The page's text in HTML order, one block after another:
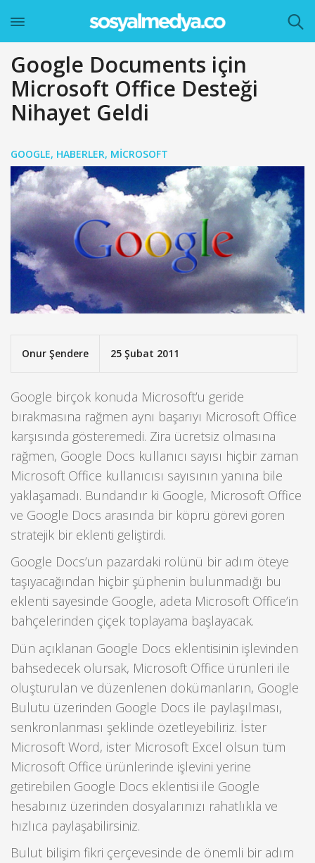
Google Documents için
Microsoft Office Desteği
Nihayet Geldi
GOOGLE, HABERLER, MICROSOFT
Onur Şendere 25 Şubat 2011
Google birçok konuda Microsoft’u geride
bırakmasına rağmen aynı başarıyı Microsoft Office
karşısında gösteremedi. Zira ücretsiz olmasına
rağmen, Google Docs kullanıcı sayısı hiçbir zaman
Microsoft Office kullanıcısı sayısının yanına bile
yaklaşamadı. Bundandır ki Google, Microsoft Office
ve Google Docs arasında bir köprü görevi gören
stratejik bir eklenti geliştirdi.
Google Docs’un pazardaki rolünü bir adım öteye
taşıyacağından hiçbir şüphenin bulunmadığı bu
eklenti sayesinde Google, adeta Microsoft Office’in
bahçelerinden çiçek toplayama başlayacak.
Dün açıklanan Google Docs eklentisinin işlevinden
bahsedecek olursak, Microsoft Office ürünleri ile
oluşturulan ve düzenlenen dokümanların, Google
Bulutu üzerinden Google Docs ile paylaşılması,
senkronlanması şeklinde özetleyebiliriz. İster
Microsoft Word, ister Microsoft Excel olsun tüm
Microsoft Office ürünlerinde işlevini yerine
getirebilen Google Docs eklentisi ile Google
hesabınız üzerinden dosyalarınızı rahatlıkla ve
hızlıca paylaşabilirsiniz.
Bulut bilişim fikri çerçevesinde de önemli bir adım